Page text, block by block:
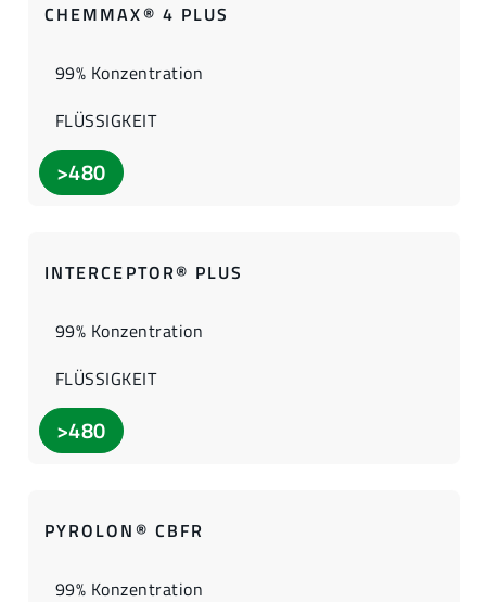
CHEMMAX® 4 PLUS
99% Konzentration
FLÜSSIGKEIT
>480
INTERCEPTOR® PLUS
99% Konzentration
FLÜSSIGKEIT
>480
PYROLON® CBFR
99% Konzentration